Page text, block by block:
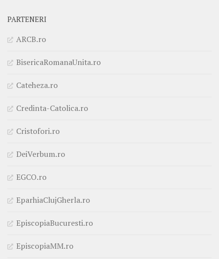
PARTENERI
ARCB.ro
BisericaRomanaUnita.ro
Cateheza.ro
Credinta-Catolica.ro
Cristofori.ro
DeiVerbum.ro
EGCO.ro
EparhiaClujGherla.ro
EpiscopiaBucuresti.ro
EpiscopiaMM.ro